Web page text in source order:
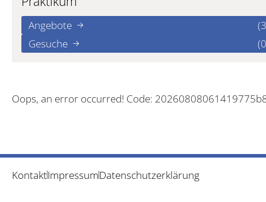
Angebote
Gesuche
Oops, an error occurred! Code:
KontaktImpressumDatenschutzerklärung